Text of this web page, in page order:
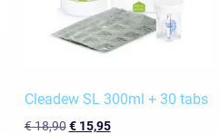
Cleadew SL 300ml + 30 tabs
€18,90 Oorspronkelijke
€15,95Huidige